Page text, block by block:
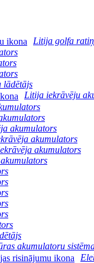
Litija golfa
lādētājs
Litija iekrāvēju
akumulators
akumulators
akumulators
akumulatoru